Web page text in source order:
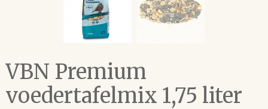
VBN Premium
voedertafelmix 1,75 liter